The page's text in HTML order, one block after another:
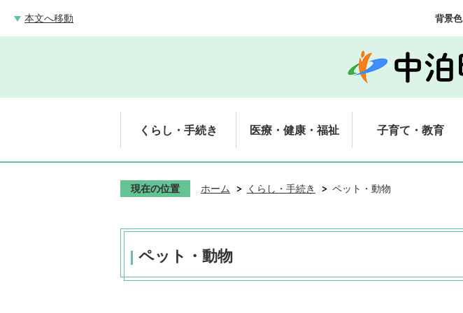
本文へ移動 背景色
くらし・手続き 医療・健康・福祉 子育て・教育
現在の位置 ホーム くらし・手続き ペット・動物
ペット・動物